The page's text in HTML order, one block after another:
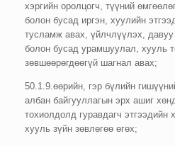
хэргийн оролцогч, түүний
болон бусад иргэн, хуулийн
тусламж авах, үйлчлүүлэх,
болон бусад урамшуулал, хууль
зөвшөөрөгдөөгүй шагнал авах;
50.1.9.өөрийн, гэр бүлийн
албан байгууллагын эрх ашиг
тохиолдолд гуравдагч этгээдийн
хууль зүйн зөвлөгөө өгөх;